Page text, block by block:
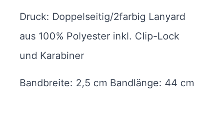
Druck: Doppelseitig/2farbig Lanyard
aus 100% Polyester inkl. Clip-Lock
und Karabiner
Bandbreite: 2,5 cm Bandlänge: 44 cm